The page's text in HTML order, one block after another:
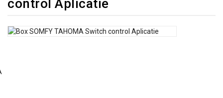
&
control Aplicatie